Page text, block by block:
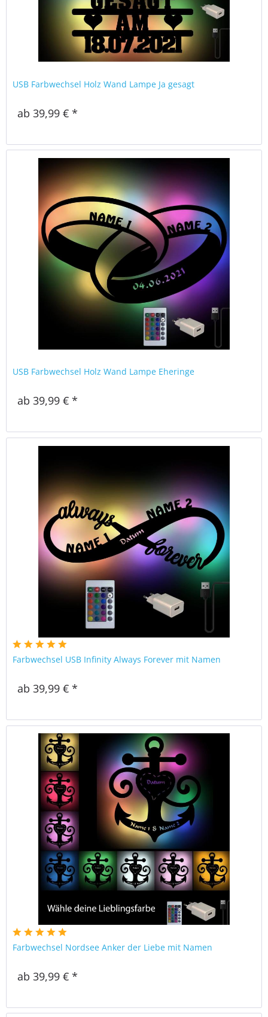
USB Farbwechsel Holz Wand Lampe Ja gesagt
ab 39,99 € *
USB Farbwechsel Holz Wand Lampe Eheringe
ab 39,99 € *
Farbwechsel USB Infinity Always Forever mit Namen
ab 39,99 € *
Farbwechsel Nordsee Anker der Liebe mit Namen
ab 39,99 € *